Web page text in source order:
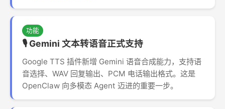
功能
🎙️ Gemini 文本转语音正式支持
Google TTS 插件新增 Gemini 语音合成能力，支持语
音选择、WAV 回复输出、PCM 电话输出格式。这是
OpenClaw 向多模态 Agent 迈进的重要一步。